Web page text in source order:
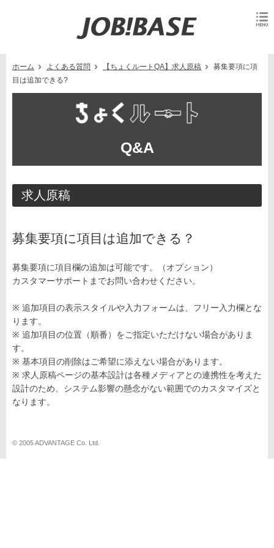
ホーム よくある質問 【ちょくルートQA】求人原稿
募集要項に項
目は追加できる?
Q&A
求人原稿
募集要項に項目は追加できる？
募集要項に項目欄の追加は可能です。（オプション）
カスタマーサポートまでお問い合わせください。
※ 追加項目の表示スタイルや入力フォームは、フリー入力欄とな
ります。
※ 追加項目の位置（順番）をご指定いただけない場合がありま
す。
※ 基本項目の削除はご希望に添えない場合があります。
※ 求人原稿ページの基本設計は各種メディアとの連携性を考えた
設計のため、システム影響の懸念がない範囲でのカスタマイズと
なります。
© 2005 ADVANTAGE Co. Ltd.